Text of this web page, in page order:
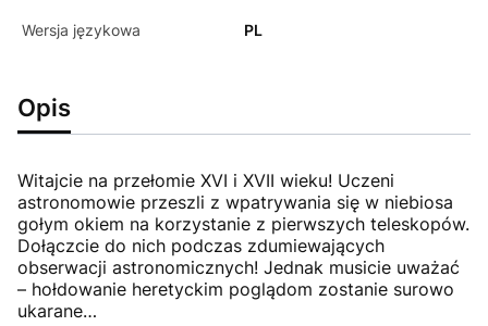
Wersja językowa PL
Opis
Witajcie na przełomie XVI i XVII wieku! Uczeni
astronomowie przeszli z wpatrywania się w niebiosa
gołym okiem na korzystanie z pierwszych teleskopów.
Dołączcie do nich podczas zdumiewających
obserwacji astronomicznych! Jednak musicie uważać
– hołdowanie heretyckim poglądom zostanie surowo
ukarane…